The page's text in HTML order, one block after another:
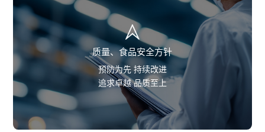
质量、食品安全方针
预防为先 持续改进
追求卓越 品质至上